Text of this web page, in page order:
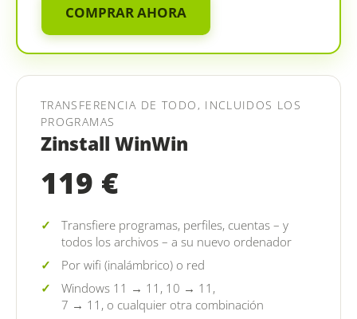
COMPRAR AHORA
TRANSFERENCIA DE TODO, INCLUIDOS LOS
PROGRAMAS
Zinstall WinWin
119 €
Transfiere programas, perfiles, cuentas – y
todos los archivos – a su nuevo ordenador
Por wifi (inalámbrico) o red
Windows 11 → 11, 10 → 11,
7 → 11, o cualquier otra combinación